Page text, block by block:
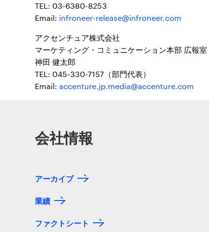
TEL: 03-6380-8253
Email: infroneer-release@infroneer.com
アクセンチュア株式会社
マーケティング・コミュニケーション本部 広報室
神田 健太郎
TEL: 045-330-7157（部門代表）
Email: accenture.jp.media@accenture.com
会社情報
アーカイブ
業績
ファクトシート